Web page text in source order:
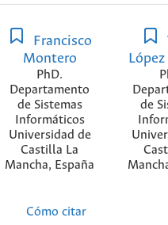
Francisco
Montero
PhD.
Departamento
de Sistemas
Informáticos
Universidad de
Castilla La
Mancha, España
de
Cómo citar